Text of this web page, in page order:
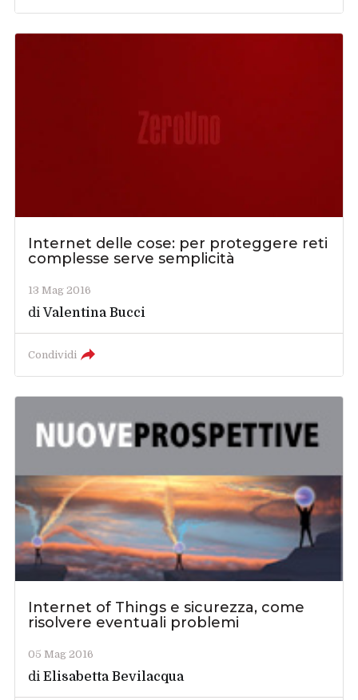
Internet delle cose: per proteggere reti
complesse serve semplicità
13 Mag 2016
diValentina Bucci
Condividi
Internet of Things e sicurezza, come
risolvere eventuali problemi
05 Mag 2016
diElisabetta Bevilacqua